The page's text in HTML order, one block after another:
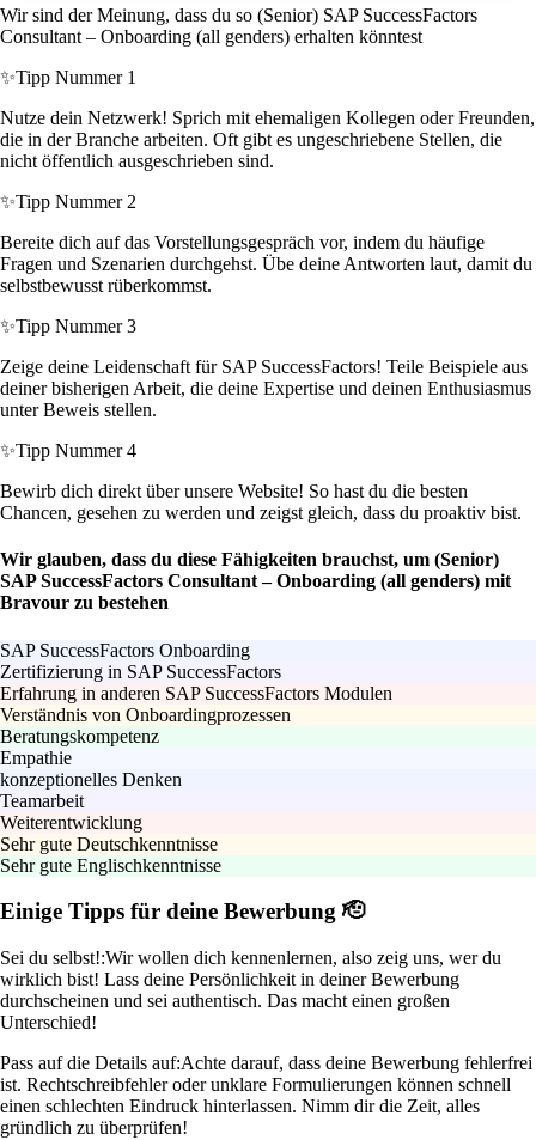
Wir sind der Meinung, dass du so (Senior) SAP SuccessFactors
Consultant – Onboarding (all genders) erhalten könntest
✨Tipp Nummer 1
Nutze dein Netzwerk! Sprich mit ehemaligen Kollegen oder Freunden,
die in der Branche arbeiten. Oft gibt es ungeschriebene Stellen, die
nicht öffentlich ausgeschrieben sind.
✨Tipp Nummer 2
Bereite dich auf das Vorstellungsgespräch vor, indem du häufige
Fragen und Szenarien durchgehst. Übe deine Antworten laut, damit du
selbstbewusst rüberkommst.
✨Tipp Nummer 3
Zeige deine Leidenschaft für SAP SuccessFactors! Teile Beispiele aus
deiner bisherigen Arbeit, die deine Expertise und deinen Enthusiasmus
unter Beweis stellen.
✨Tipp Nummer 4
Bewirb dich direkt über unsere Website! So hast du die besten
Chancen, gesehen zu werden und zeigst gleich, dass du proaktiv bist.
Wir glauben, dass du diese Fähigkeiten brauchst, um (Senior)
SAP SuccessFactors Consultant – Onboarding (all genders) mit
Bravour zu bestehen
SAP SuccessFactors Onboarding
Zertifizierung in SAP SuccessFactors
Erfahrung in anderen SAP SuccessFactors Modulen
Verständnis von Onboardingprozessen
Beratungskompetenz
Empathie
konzeptionelles Denken
Teamarbeit
Weiterentwicklung
Sehr gute Deutschkenntnisse
Sehr gute Englischkenntnisse
Einige Tipps für deine Bewerbung 🫡
Sei du selbst!:Wir wollen dich kennenlernen, also zeig uns, wer du
wirklich bist! Lass deine Persönlichkeit in deiner Bewerbung
durchscheinen und sei authentisch. Das macht einen großen
Unterschied!
Pass auf die Details auf:Achte darauf, dass deine Bewerbung fehlerfrei
ist. Rechtschreibfehler oder unklare Formulierungen können schnell
einen schlechten Eindruck hinterlassen. Nimm dir die Zeit, alles
gründlich zu überprüfen!